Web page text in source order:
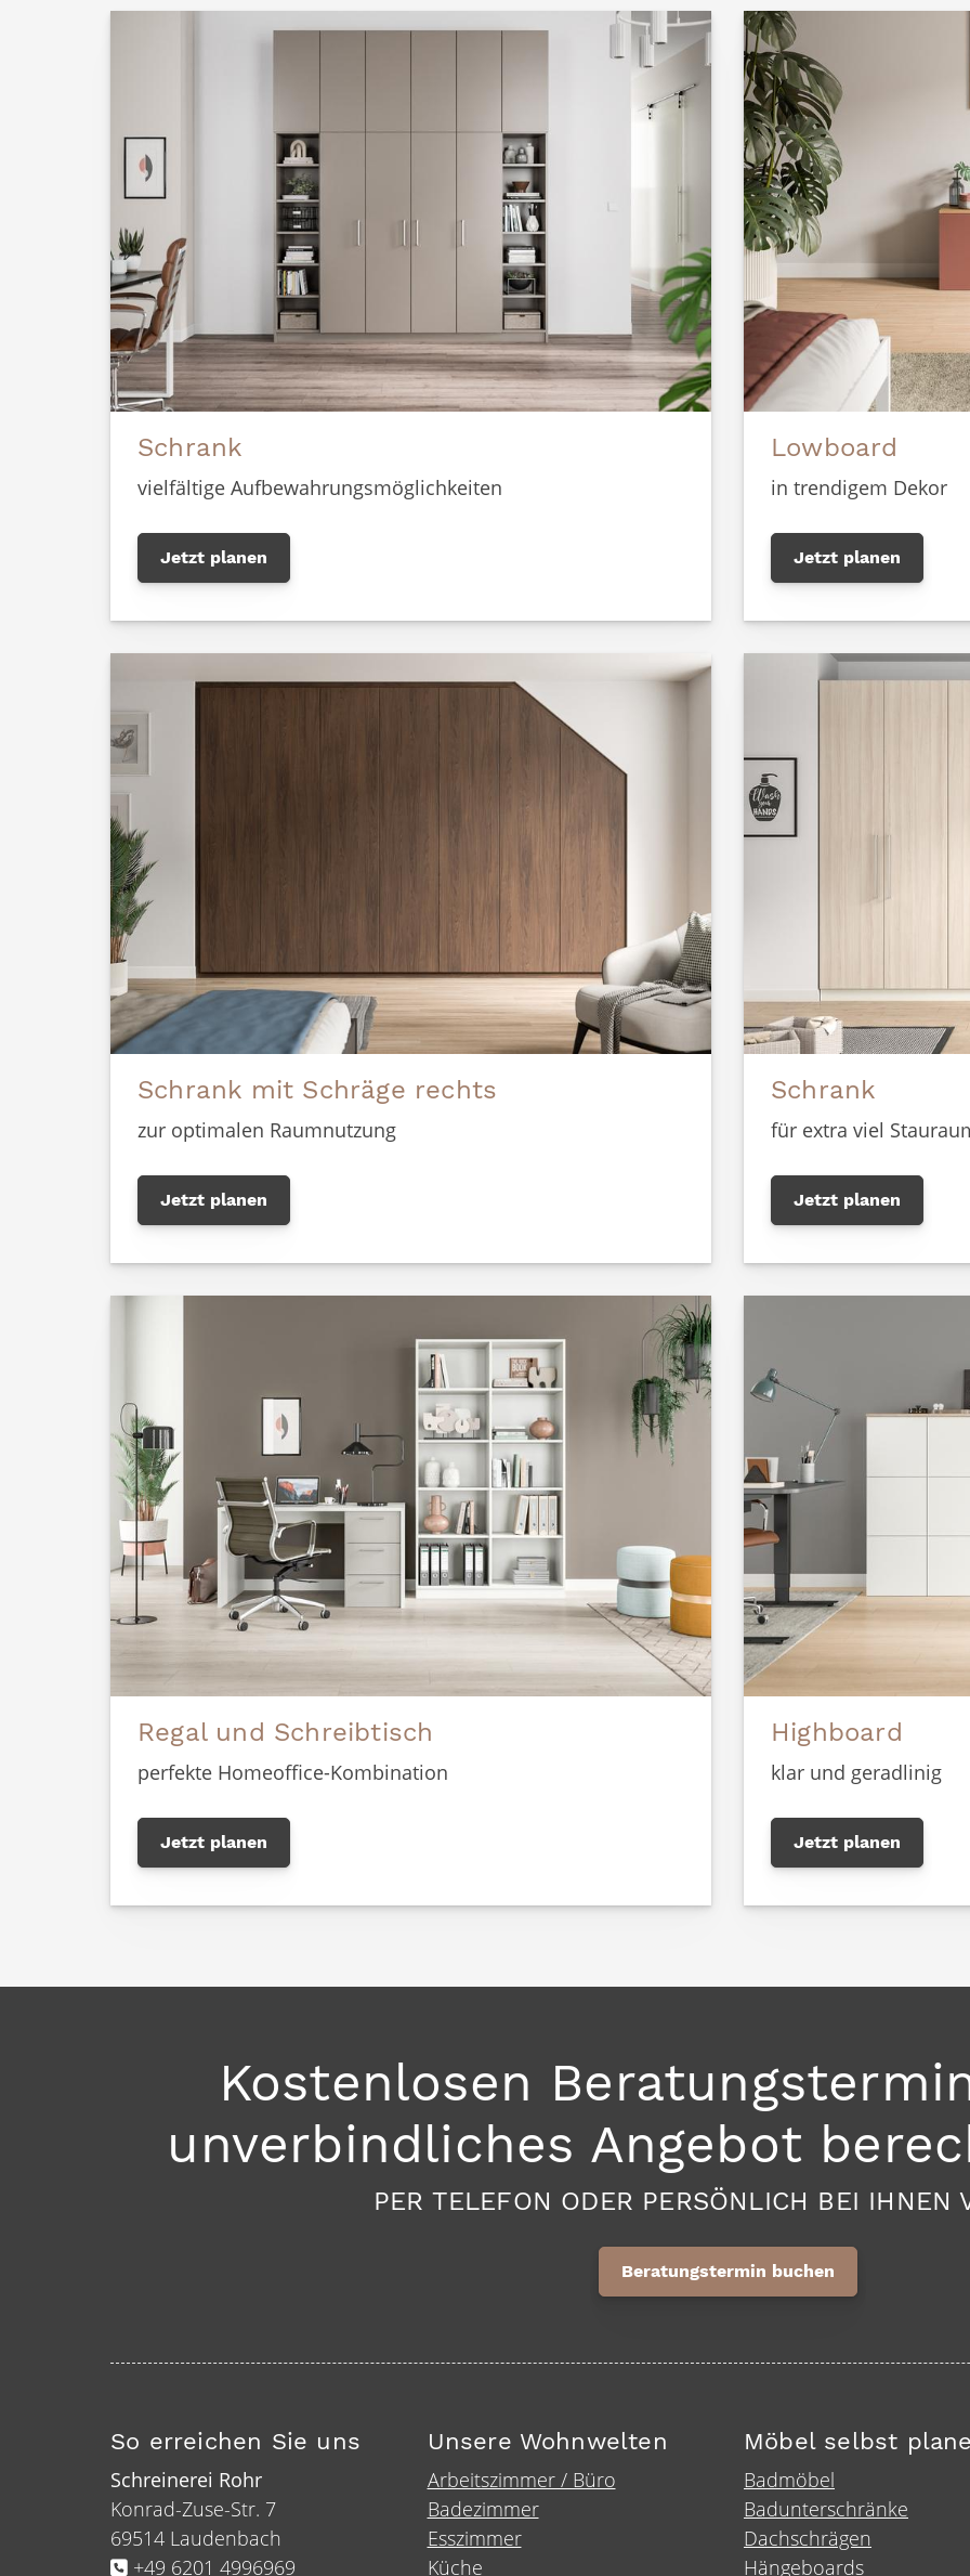
Schrank
vielfältige Aufbewahrungsmöglichkeiten
Jetzt planen
Lowboard
in trendigem Dekor
Jetzt planen
Schrank mit Schräge rechts
zur optimalen Raumnutzung
Jetzt planen
Schrank
für extra viel
Jetzt planen
Regal und Schreibtisch
perfekte Homeoffice-Kombination
Jetzt planen
Highboard
klar und geradlinig
Jetzt planen
Kostenlosen
unverbindliches Angebot
PER TELEFON ODER PERSÖNLICH BEI IHNEN
Beratungstermin buchen
So erreichen Sie uns
Schreinerei Rohr
Konrad-Zuse-Str. 7
69514 Laudenbach
+49 6201 4996969
Unsere Wohnwelten
Arbeitszimmer / Büro
Badezimmer
Esszimmer
Küche
Möbel selbst
Badmöbel
Badunterschränke
Dachschrägen
Hängeboards